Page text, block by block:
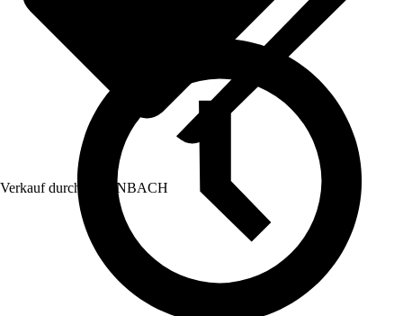
Verkauf durch: HORNBACH